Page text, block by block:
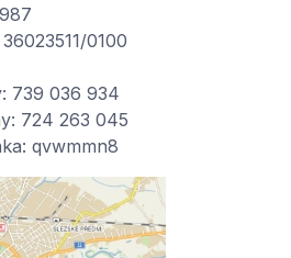
0100
739 036 934
724 263 045
qvwmmn8